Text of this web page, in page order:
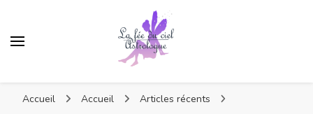
Accueil Accueil
Articles récents